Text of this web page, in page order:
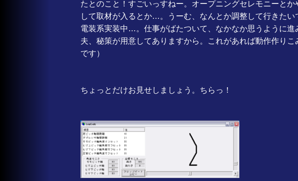
たとのこと！すごいっすねー。オープニングセレモニーとか
して取材が入るとか…。うーむ、なんとか調整して行きたい
電装系実装中…。仕事がばたついて、なかなか思うように進
夫、秘策が用意してありますから。これがあれば動作作り
です）
ちょっとだけお見せしましょう。ちらっ！